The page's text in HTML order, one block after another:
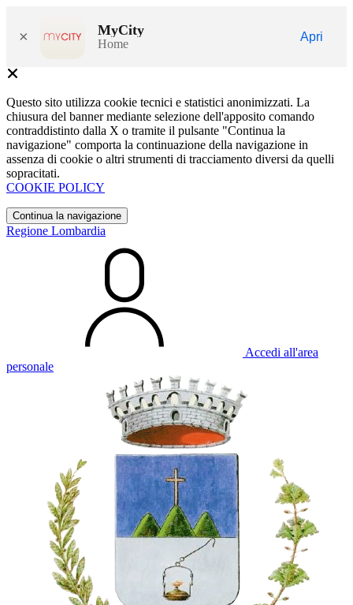
× MyCity
Home
Apri
Questo sito utilizza cookie tecnici e statistici anonimizzati. La
chiusura del banner mediante selezione dell'apposito comando
contraddistinto dalla X o tramite il pulsante "Continua la
navigazione" comporta la continuazione della navigazione in
assenza di cookie o altri strumenti di tracciamento diversi da quelli
sopracitati.
COOKIE POLICY
Continua la navigazione
Regione Lombardia
Accedi all'area
personale